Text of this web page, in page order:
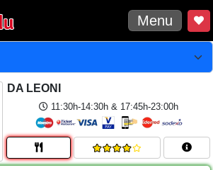
Menu
DA LEONI
11:30h-14:30h & 17:45h-23:00h